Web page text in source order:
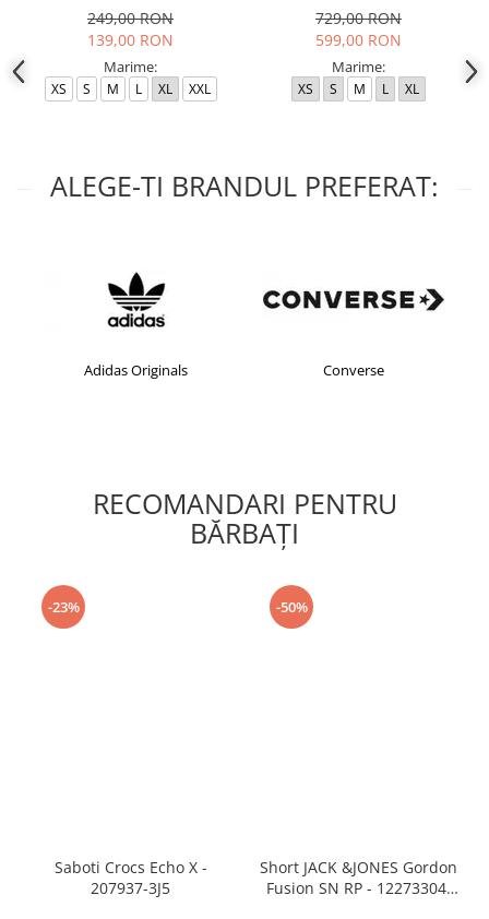
249,00 RON
139,00 RON
Marime:
XS S M L XL XXL
729,00 RON
599,00 RON
Marime:
XS S M L XL
ALEGE-TI BRANDUL PREFERAT:
Adidas Originals Converse
RECOMANDARI PENTRU
BĂRBAŢI
-23%
Saboti Crocs Echo X -
207937-3J5
-50%
Short JACK &JONES Gordon
Fusion SN RP - 12273304-